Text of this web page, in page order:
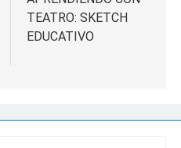
TEATRO: SKETCH
EDUCATIVO